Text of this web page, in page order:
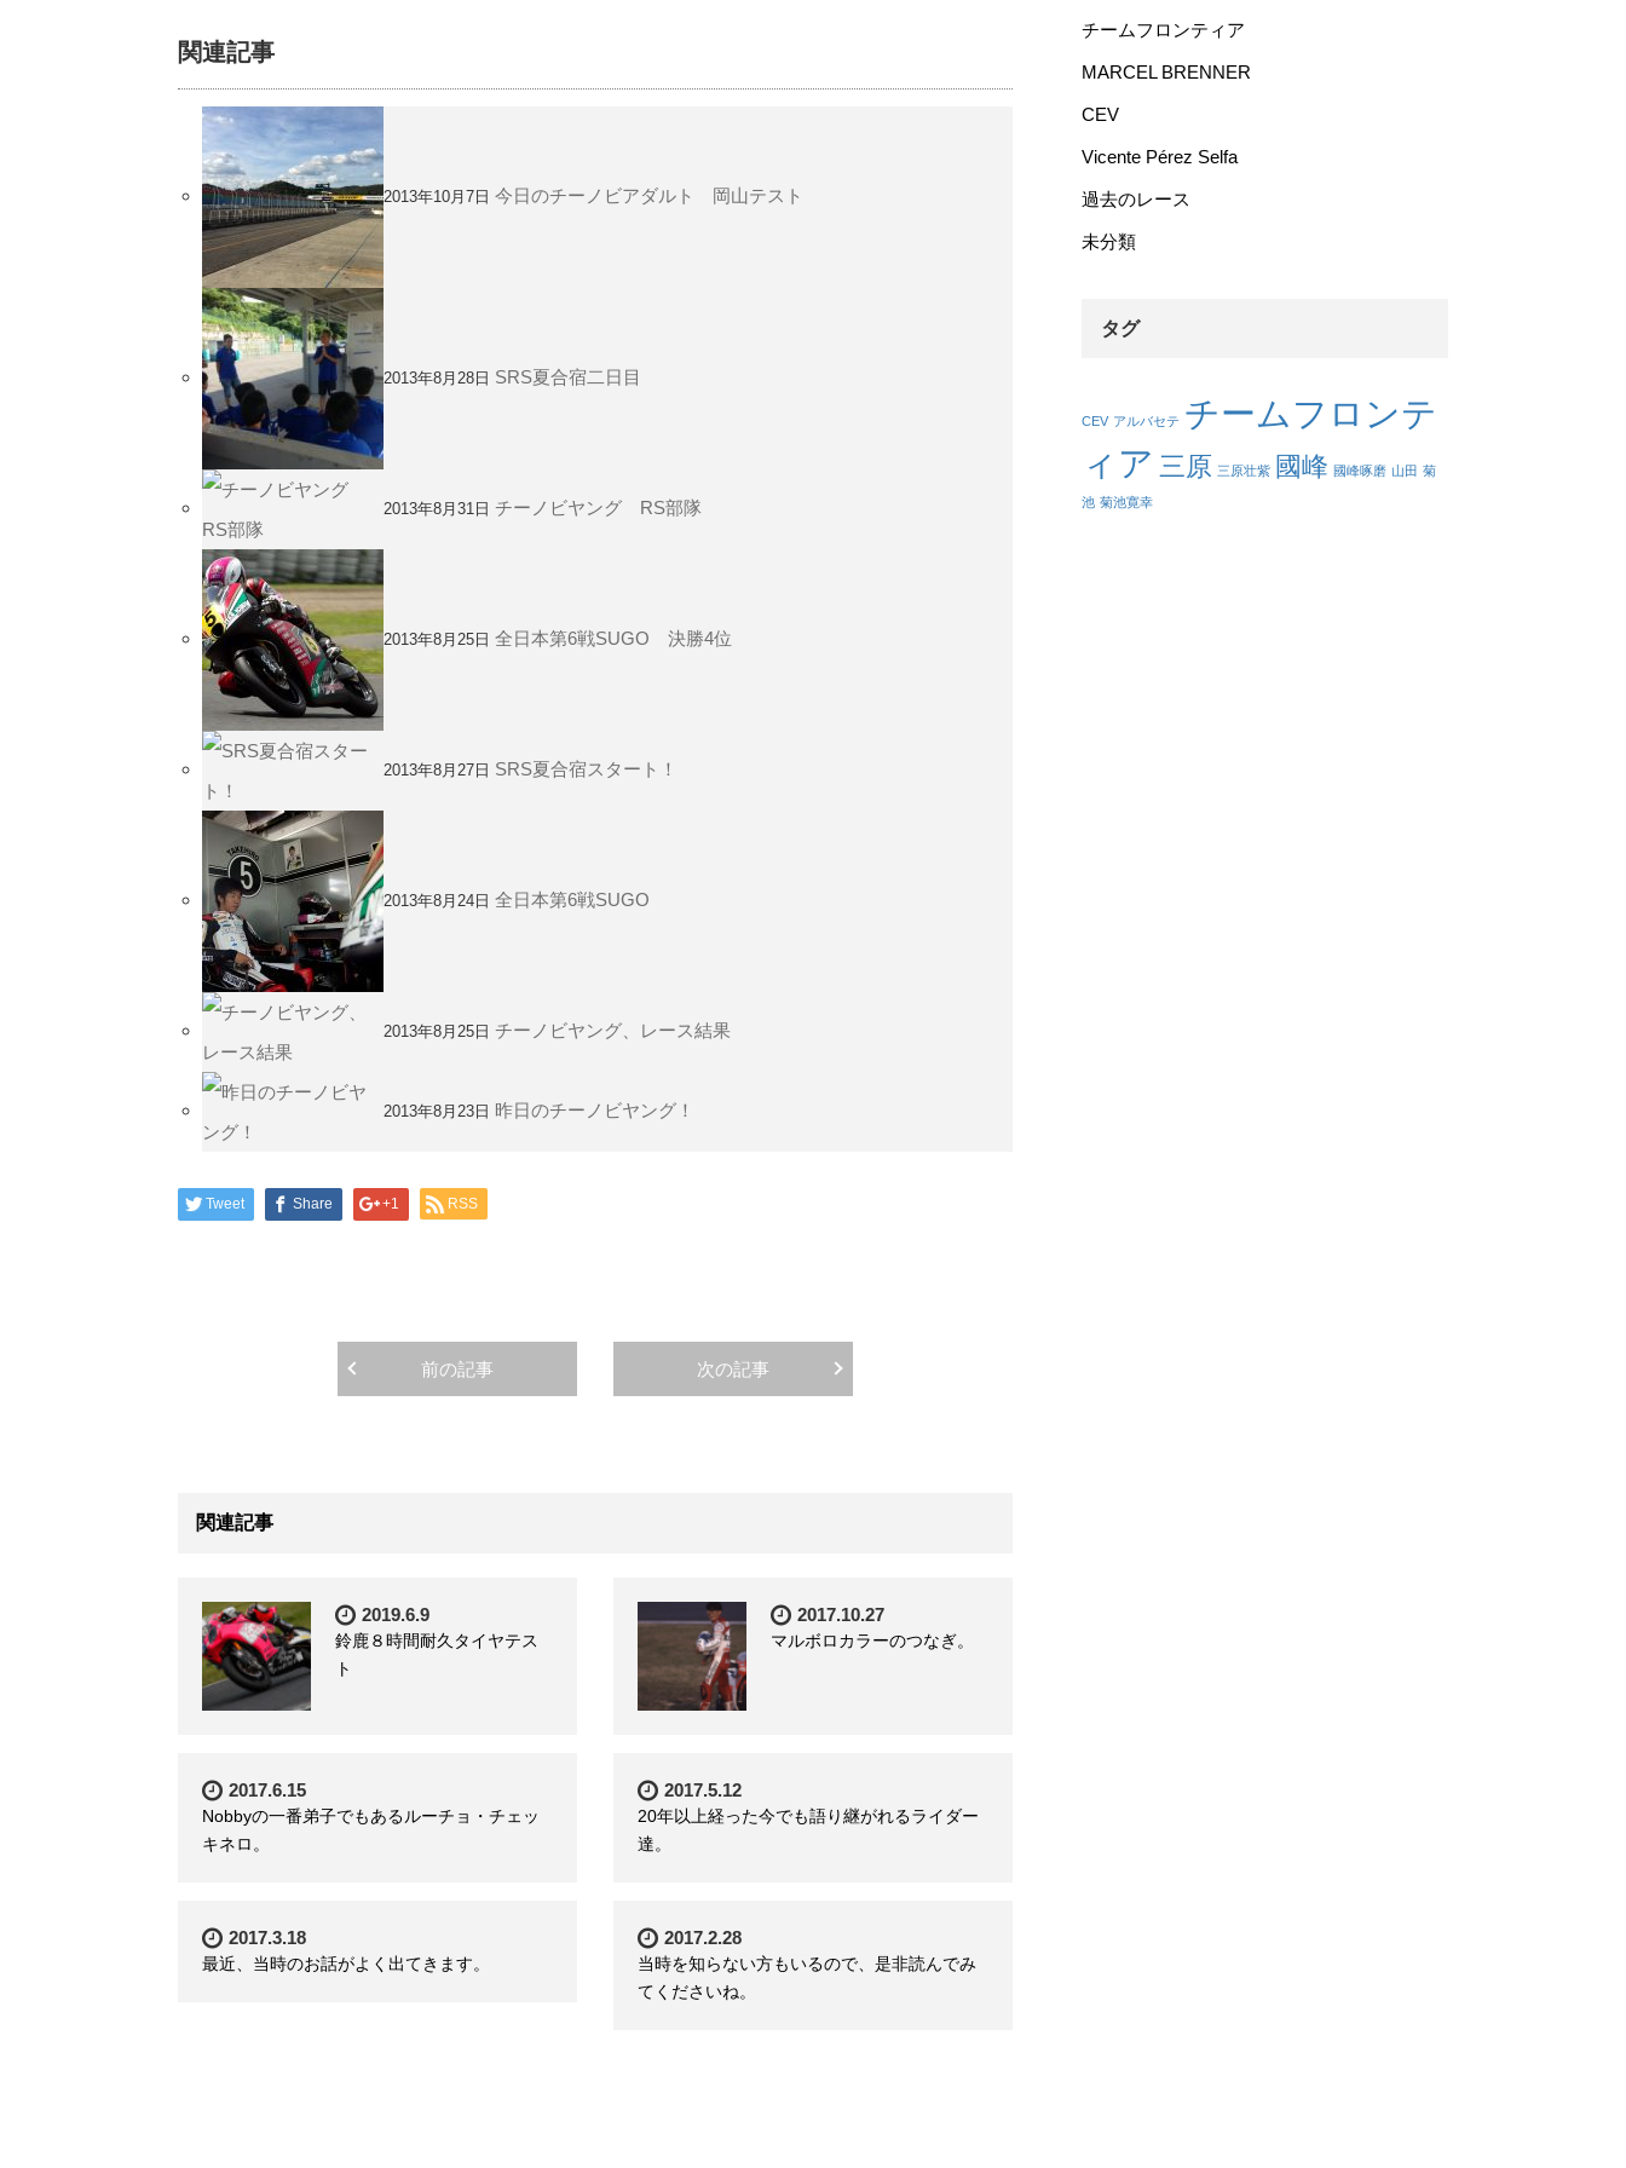
関連記事
2013年10月7日 今日のチーノビアダルト 岡山テスト
2013年8月28日 SRS夏合宿二日目
2013年8月31日 チーノビヤング RS部隊
2013年8月25日 全日本第6戦SUGO 決勝4位
2013年8月27日 SRS夏合宿スタート！
2013年8月24日 全日本第6戦SUGO
2013年8月25日 チーノビヤング、レース結果
2013年8月23日 昨日のチーノビヤング！
Tweet Share +1 RSS
前の記事 次の記事
関連記事
2019.6.9
鈴鹿８時間耐久タイヤテス
ト
2017.10.27
マルボロカラーのつなぎ。
2017.6.15
Nobbyの一番弟子でもあるルーチョ・チェッ
キネロ。
2017.5.12
20年以上経った今でも語り継がれるライダー
達。
2017.3.18
最近、当時のお話がよく出てきます。
2017.2.28
当時を知らない方もいるので、是非読んでみ
てくださいね。
チームフロンティア
MARCEL BRENNER
CEV
Vicente Pérez Selfa
過去のレース
未分類
タグ
CEV アルバセテ チームフロンテ
ィア 三原 三原壮紫 國峰 國峰啄磨 山田 菊
池 菊池寛幸